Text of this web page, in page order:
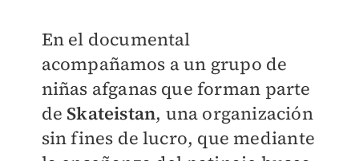
En el documental
acompañamos a un grupo de
niñas afganas que forman parte
de Skateistan, una organización
sin fines de lucro, que mediante